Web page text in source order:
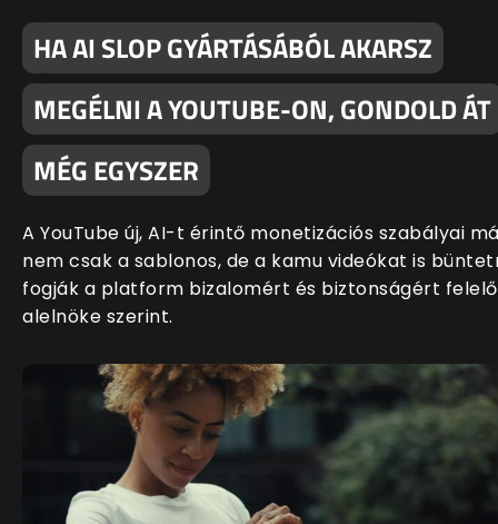
HA AI SLOP GYÁRTÁSÁBÓL AKARSZ
MEGÉLNI A YOUTUBE-ON, GONDOLD ÁT
MÉG EGYSZER
A YouTube új, AI-t érintő monetizációs szabályai
nem csak a sablonos, de a kamu videókat is
fogják a platform bizalomért és biztonságért
alelnöke szerint.